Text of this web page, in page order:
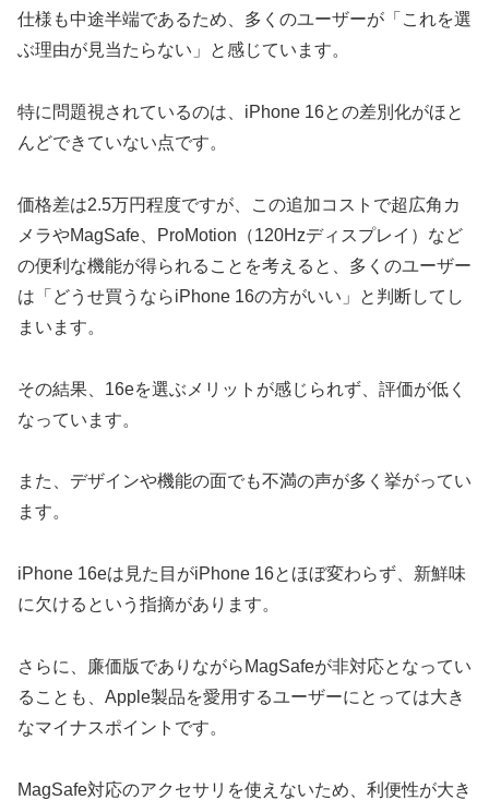
仕様も中途半端であるため、多くのユーザーが「これを選
ぶ理由が見当たらない」と感じています。
特に問題視されているのは、iPhone 16との差別化がほと
んどできていない点です。
価格差は2.5万円程度ですが、この追加コストで超広角カ
メラやMagSafe、ProMotion（120Hzディスプレイ）など
の便利な機能が得られることを考えると、多くのユーザー
は「どうせ買うならiPhone 16の方がいい」と判断してし
まいます。
その結果、16eを選ぶメリットが感じられず、評価が低く
なっています。
また、デザインや機能の面でも不満の声が多く挙がってい
ます。
iPhone 16eは見た目がiPhone 16とほぼ変わらず、新鮮味
に欠けるという指摘があります。
さらに、廉価版でありながらMagSafeが非対応となってい
ることも、Apple製品を愛用するユーザーにとっては大き
なマイナスポイントです。
MagSafe対応のアクセサリを使えないため、利便性が大き